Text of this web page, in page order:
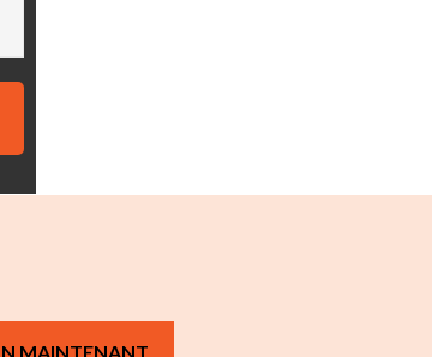
MAINTENANT